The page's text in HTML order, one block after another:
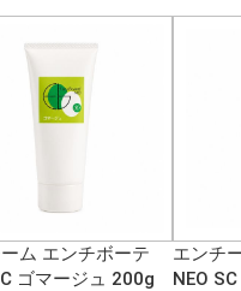
ム エンチボーテ
ゴマージュ 200g
エンチ
NEO